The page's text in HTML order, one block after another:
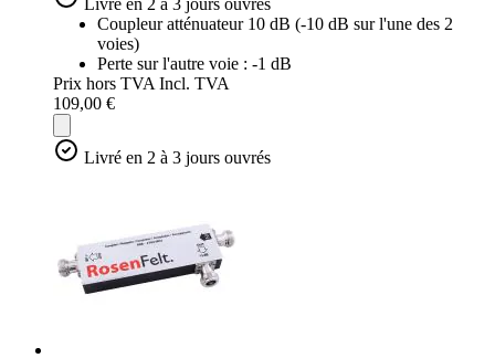
Coupleur atténuateur 10 dB (-10 dB sur l'une des 2
voies)
Perte sur l'autre voie : -1 dB
Prix hors TVA Incl. TVA
109,00 €
Livré en 2 à 3 jours ouvrés